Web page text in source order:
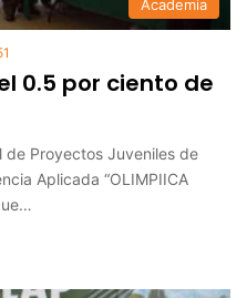
Academia
0.5 por ciento de
de Proyectos Juveniles de
Aplicada “OLIMPIICA